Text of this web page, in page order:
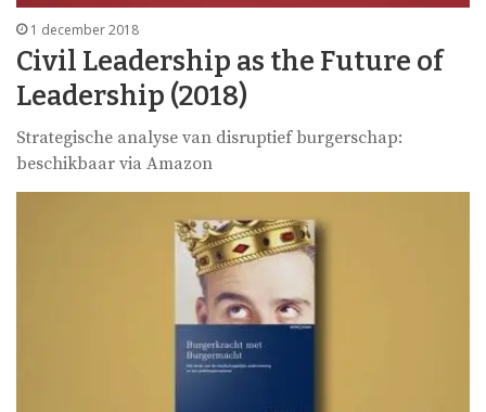
1 december 2018
Civil Leadership as the Future of
Leadership (2018)
Strategische analyse van disruptief burgerschap:
beschikbaar via Amazon